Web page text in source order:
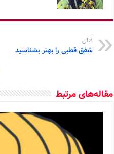
قبلی
شفق قطبی را بهتر بشناسید
مقاله‌های مرتبط